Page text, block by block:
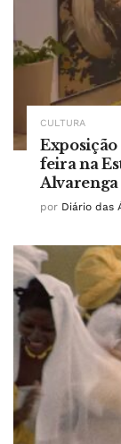
CULTURA
feira na
por Diário das